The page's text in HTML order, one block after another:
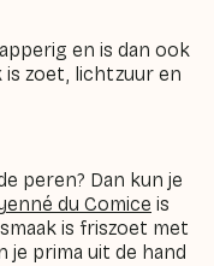
en is dan ook
zoet, lichtzuur en
peren? Dan kun je
du Comice is
is friszoet met
je prima uit de hand